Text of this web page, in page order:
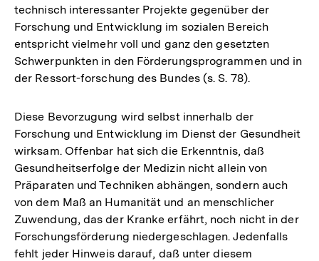
technisch interessanter Projekte gegenüber der
Forschung und Entwicklung im sozialen Bereich
entspricht vielmehr voll und ganz den gesetzten
Schwerpunkten in den Förderungsprogrammen und in
der Ressort-forschung des Bundes (s. S. 78).
Diese Bevorzugung wird selbst innerhalb der
Forschung und Entwicklung im Dienst der Gesundheit
wirksam. Offenbar hat sich die Erkenntnis, daß
Gesundheitserfolge der Medizin nicht allein von
Präparaten und Techniken abhängen, sondern auch
von dem Maß an Humanität und an menschlicher
Zuwendung, das der Kranke erfährt, noch nicht in der
Forschungsförderung niedergeschlagen. Jedenfalls
fehlt jeder Hinweis darauf, daß unter diesem